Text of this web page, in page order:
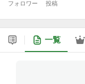
フォロワー 投稿
一覧